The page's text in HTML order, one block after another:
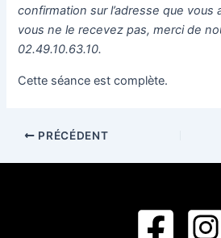
confirmation sur l’adresse que vous
vous ne le recevez pas, merci de
02.49.10.63.10.
Cette séance est complète.
PRÉCÉDENT